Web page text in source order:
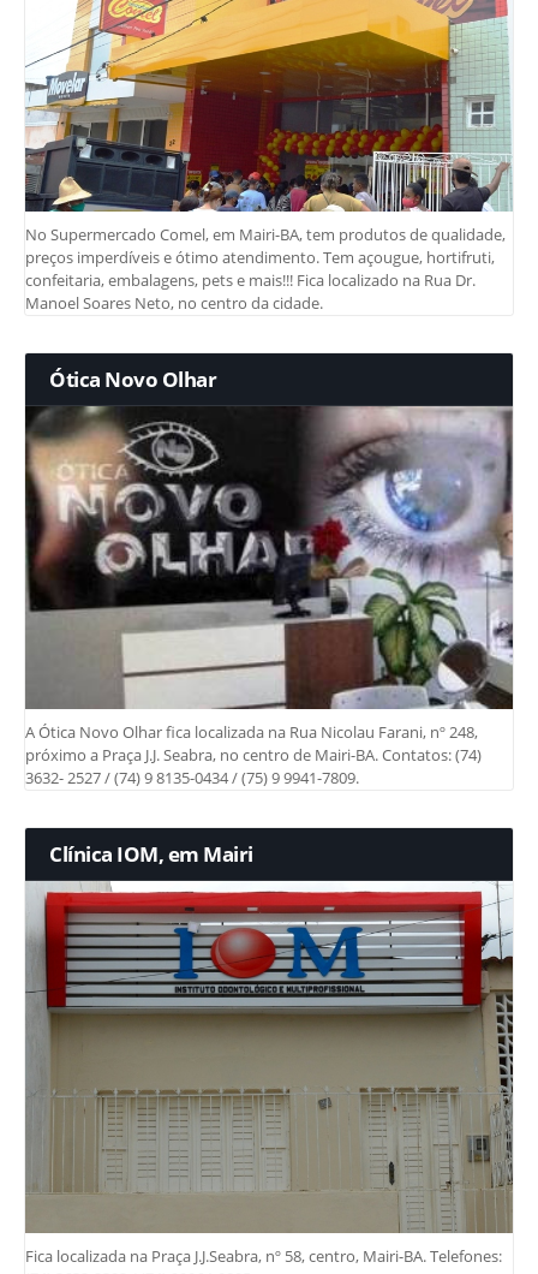
No Supermercado Comel, em Mairi-BA, tem produtos de qualidade,
preços imperdíveis e ótimo atendimento. Tem açougue, hortifruti,
confeitaria, embalagens, pets e mais!!! Fica localizado na Rua Dr.
Manoel Soares Neto, no centro da cidade.
Ótica Novo Olhar
A Ótica Novo Olhar fica localizada na Rua Nicolau Farani, nº 248,
próximo a Praça J.J. Seabra, no centro de Mairi-BA. Contatos: (74)
3632- 2527 / (74) 9 8135-0434 / (75) 9 9941-7809.
Clínica IOM, em Mairi
Fica localizada na Praça J.J.Seabra, nº 58, centro, Mairi-BA. Telefones: